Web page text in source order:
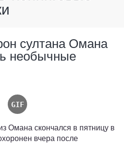
султана Омана
необычные
Омана скончался в пятницу в
вчера после